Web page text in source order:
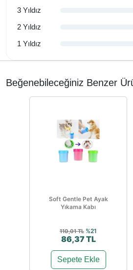
3 Yıldız
2 Yıldız
1 Yıldız
Beğenebileceğiniz Benzer
Soft Gentle Pet Ayak
Yıkama Kabı
110,01 TL %21
86,37 TL
Sepete Ekle